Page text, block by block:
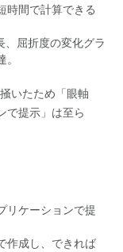
時間で計算できる
屈折度の変化グラ
いたため「眼軸
で提示」は至ら
リケーションで提
作成し、できれば